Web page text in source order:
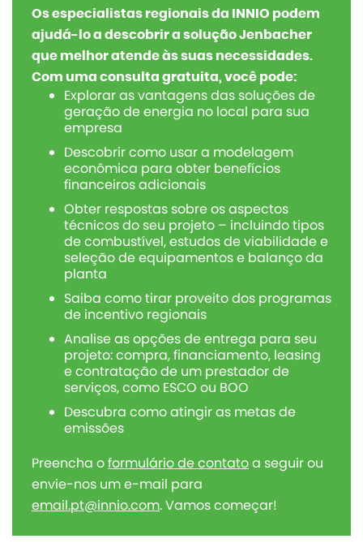
Os especialistas regionais da INNIO podem
ajudá-lo a descobrir a solução Jenbacher
que melhor atende às suas necessidades.
Com uma consulta gratuita, você pode:
Explorar as vantagens das soluções de
geração de energia no local para sua
empresa
Descobrir como usar a modelagem
econômica para obter benefícios
financeiros adicionais
Obter respostas sobre os aspectos
técnicos do seu projeto – incluindo tipos
de combustível, estudos de viabilidade e
seleção de equipamentos e balanço da
planta
Saiba como tirar proveito dos programas
de incentivo regionais
Analise as opções de entrega para seu
projeto: compra, financiamento, leasing
e contratação de um prestador de
serviços, como ESCO ou BOO
Descubra como atingir as metas de
emissões
Preencha oformulário de contatoa seguir ou
envie-nos um e-mail para
email.pt@innio.com. Vamos começar!